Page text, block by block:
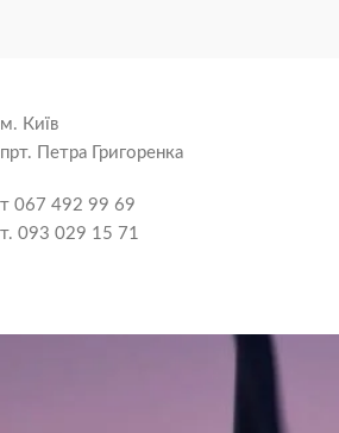
м. Київ
прт. Петра Григоренка
т 067 492 99 69
т. 093 029 15 71